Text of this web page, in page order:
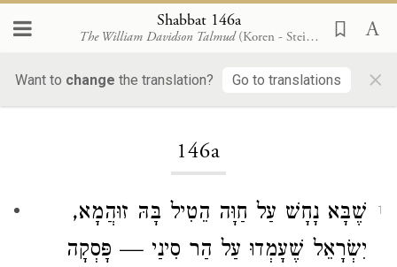
Shabbat 146a
The William Davidson Talmud (Koren - Steinsaltz)
Want to change the translation? Go to translations ×
146a
1 שֶׁבָּא נָחָשׁ עַל חַוָּה הֵטִיל בָּהּ זוּהֲמָא,
יִשְׂרָאֵל שֶׁעָמְדוּ עַל הַר סִינַי — פָּסְקָה